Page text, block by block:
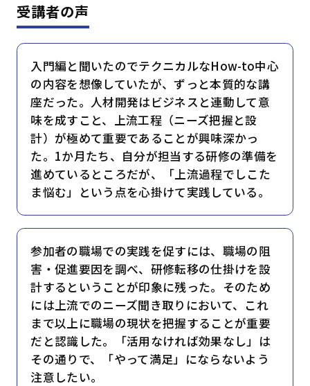
受講者の声
入門編と聞いたのでテクニカルなHow-to中心
の内容を想像していたが、ずっと本質的な講
座だった。人材開発はビジネスと連動して意
味を成すこと、上流工程（ニーズ把握と設
計）が極めて重要であることが興味深かっ
た。1か月たち、自分が担当する研修の準備を
進めているところだが、「上流過程でしこた
ま悩む」という点を心掛けて実践している。
参加者の職場での実践を促すには、職場の阻
害・促進要因を調べ、研修転移の仕掛けを設
計するということが印象に残った。そのため
には上流でのニーズ聞き取りにおいて、これ
まで以上に職場の現状を把握することが重要
だと認識した。「活用なければ効果なし」は
その通りで、「やって満足」にならないよう
注意したい。